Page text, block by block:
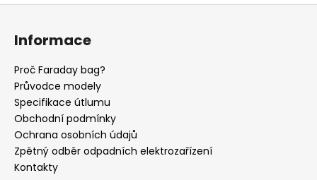
k
Z
Informace
Proč Faraday bag?
Průvodce modely
Specifikace útlumu
Obchodní podmínky
Ochrana osobních údajů
Zpětný odběr odpadních elektrozařízení
Kontakty